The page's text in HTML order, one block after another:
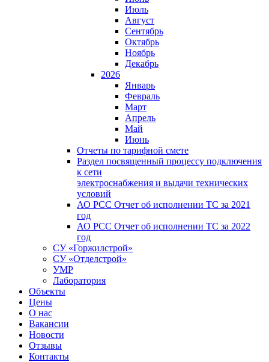
Июль
Август
Сентябрь
Октябрь
Ноябрь
Декабрь
2026
Январь
Февраль
Март
Апрель
Май
Июнь
Отчеты по тарифной смете
Раздел посвященный процессу подключения
к сети
электроснабжения и выдачи технических
условий
АО РСС Отчет об исполнении ТС за 2021
год
АО РСС Отчет об исполнении ТС за 2022
год
СУ «Горжилстрой»
СУ «Отделстрой»
УМР
Лаборатория
Объекты
Цены
О нас
Вакансии
Новости
Отзывы
Контакты